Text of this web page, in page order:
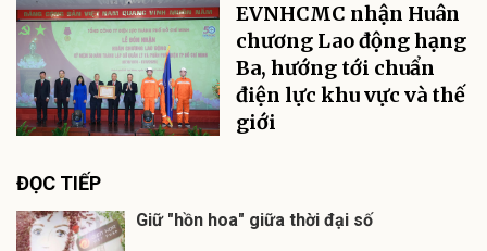
EVNHCMC nhận Huân
chương Lao động hạng
Ba, hướng tới chuẩn
điện lực khu vực và thế
giới
ĐỌC TIẾP
Giữ "hồn hoa" giữa thời đại số